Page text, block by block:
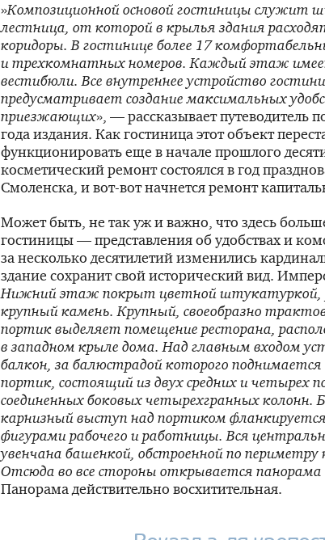
»Композиционной основой гостиницы служит
лестница, от которой в крылья здания
коридоры. В гостинице более 17
и трехкомнатных номеров. Каждый этаж
вестибюли. Все внутреннее устройство
предусматривает создание максимальных
приезжающих», — рассказывает путеводитель
года издания. Как гостиница этот объект
функционировать еще в начале прошлого
косметический ремонт состоялся в год
Смоленска, ивот-вотначнется ремонт
Может быть, не так уж и важно, что здесь
гостиницы — представления об удобствах и
за несколько десятилетий изменились
здание сохранит свой исторический вид.
Нижний этаж покрыт цветной штукатуркой,
крупный камень. Крупный, своеобразно
портик выделяет помещение ресторана,
в западном крыле дома. Над главным входом
балкон, за балюстрадой которого
портик, состоящий из двух средних и четырех
соединенных боковых четырехгранных колонн.
карнизный выступ над портиком
фигурами рабочего и работницы. Вся
увенчана башенкой, обстроенной по периметру
Отсюда во все стороны открывается панорама
Панорама действительно восхитительная.